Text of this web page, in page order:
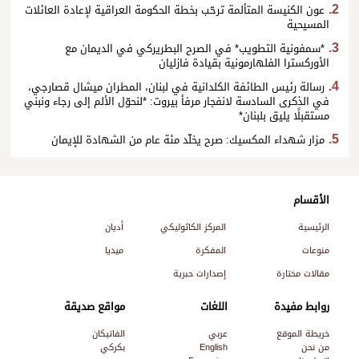
عون الكنيسة المتألمة ترحّب بخطة الحكومة العراقية لإعادة العائلات
المسيحية
*سمفونية التطويب* في الصرح البطريركي في الديمان مع
الأوركسترا الفلهارمونية بقيادة فازليان
رسالة رئيس الطائفة الكلدانية في لبنان، المطران ميشال قصارجي،
في الذكرى السادسة لانفجار مرفأ بيروت: *لنحوّل الألم إلى رجاء ونبني
مستقبلًا يليق بلبنان*
مزار شهداء المكسيك: صرح يخلّد مئة عام من الشهادة للإيمان
الأقسام
الرئيسية المركز الكاثوليكي
أديان
منوعات
المفكرة
ميديا
مقالات مختارة
إصدارات حبرية
روابط مفيدة
خريطة الموقع
من نحن
اللغات
عربي
English
مواقع صديقة
الفاتيكان
بكركي